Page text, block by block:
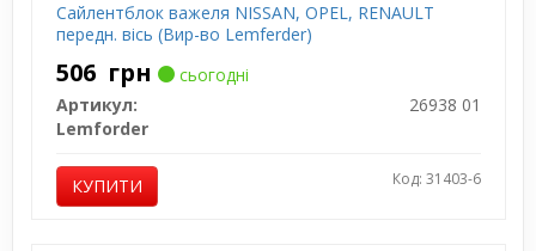
Сайлентблок важеля NISSAN, OPEL, RENAULT
передн. вісь (Вир-во Lemferder)
506 грн
сьогодні
Артикул:
26938 01
Lemforder
КУПИТИ Код: 31403-6